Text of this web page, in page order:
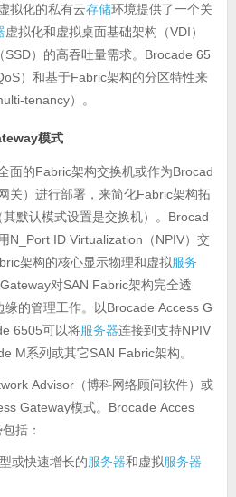
拟化的私有云存储环境提供了一个关
虚拟化和虚拟桌面基础架构（VDI ）
SSD）的高吞吐量需求。 Brocade 65
）和基于Fabric架构的分区特性来
tenancy）。
模式
面的Fabric架构交换机或作为Brocad
关）进行部署，来简化Fabric架构拓
默认模式设置是交换机）。 Brocad
N_Port ID Virtualization （ NPIV）交
架构的核心显示物理和虚拟服务
对SAN Fabric架构完全透
缘的管理工作。以 Brocade Access G
6505可以将服务器连接到支持NPIV
M系列或其它SAN Fabric架构。
Advisor（博科网络顾问软件）或
Gateway模式。 Brocade Acces
括：
或快速增长的服务器和虚拟服务器